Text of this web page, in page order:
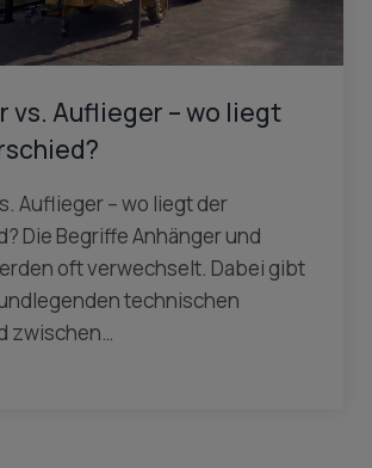
vs. Auflieger – wo liegt
Auflieger – wo liegt der
Die Begriffe Anhänger und
oft verwechselt. Dabei gibt
technischen
zwischen…